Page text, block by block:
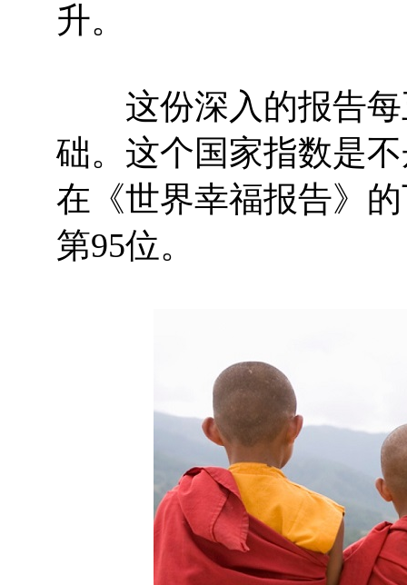
升。
这份深入的报告每
础。这个国家指数是
在《世界幸福报告》
第95位。